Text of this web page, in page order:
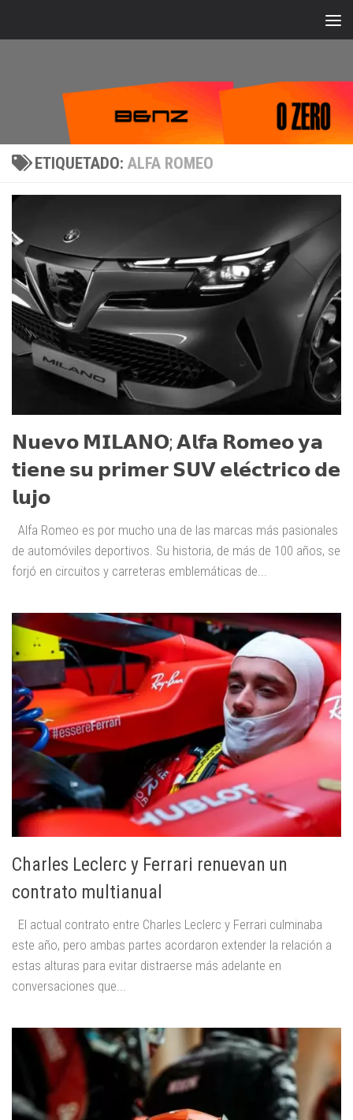
ETIQUETADO: ALFA ROMEO
𝗡𝘂𝗲𝘃𝗼 𝗠𝗜𝗟𝗔𝗡𝗢; 𝗔𝗹𝗳𝗮 𝗥𝗼𝗺𝗲𝗼 𝘆𝗮
𝘁𝗶𝗲𝗻𝗲 𝘀𝘂 𝗽𝗿𝗶𝗺𝗲𝗿 𝗦𝗨𝗩 𝗲𝗹𝗲́𝗰𝘁𝗿𝗶𝗰𝗼 𝗱𝗲
𝗹𝘂𝗷𝗼
Alfa Romeo es por mucho una de las marcas más pasionales
de automóviles deportivos. Su historia, de más de 100 años, se
forjó en circuitos y carreteras emblemáticas de...
Charles Leclerc y Ferrari renuevan un
contrato multianual
El actual contrato entre Charles Leclerc y Ferrari culminaba
este año, pero ambas partes acordaron extender la relación a
estas alturas para evitar distraerse más adelante en
conversaciones que...